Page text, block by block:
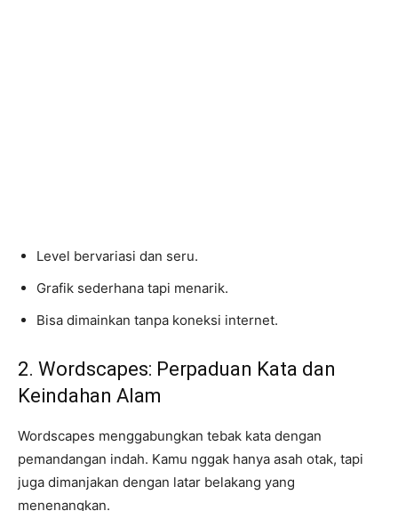
Level bervariasi dan seru.
Grafik sederhana tapi menarik.
Bisa dimainkan tanpa koneksi internet.
2. Wordscapes: Perpaduan Kata dan
Keindahan Alam
Wordscapes menggabungkan tebak kata dengan
pemandangan indah. Kamu nggak hanya asah otak, tapi
juga dimanjakan dengan latar belakang yang
menenangkan.